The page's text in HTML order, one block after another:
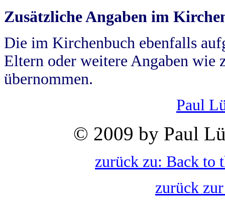
Zusätzliche Angaben im
Die im Kirchenbuch ebenfalls
Eltern oder weitere Angaben wie
übernommen.
Paul
© 2009 by Paul
zurück zu: Back to
zurück